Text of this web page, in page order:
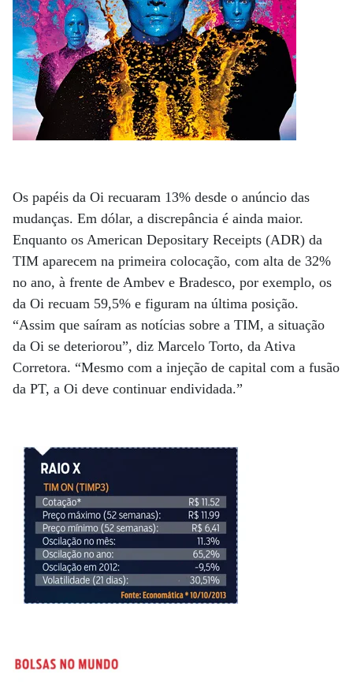
Os papéis da Oi recuaram 13% desde o anúncio das
mudanças. Em dólar, a discrepância é ainda maior.
Enquanto os American Depositary Receipts (ADR) da
TIM aparecem na primeira colocação, com alta de 32%
no ano, à frente de Ambev e Bradesco, por exemplo, os
da Oi recuam 59,5% e figuram na última posição.
“Assim que saíram as notícias sobre a TIM, a situação
da Oi se deteriorou”, diz Marcelo Torto, da Ativa
Corretora. “Mesmo com a injeção de capital com a fusão
da PT, a Oi deve continuar endividada.”